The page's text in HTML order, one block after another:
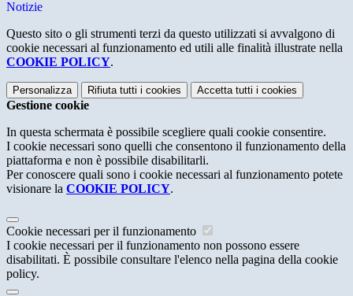
Notizie
Questo sito o gli strumenti terzi da questo utilizzati si avvalgono di
cookie necessari al funzionamento ed utili alle finalità illustrate nella
COOKIE POLICY.
Personalizza Rifiuta tutti i cookies Accetta tutti i cookies
Gestione cookie
In questa schermata è possibile scegliere quali cookie consentire.
I cookie necessari sono quelli che consentono il funzionamento della
piattaforma e non è possibile disabilitarli.
Per conoscere quali sono i cookie necessari al funzionamento potete
visionare la COOKIE POLICY.
Cookie necessari per il funzionamento
I cookie necessari per il funzionamento non possono essere
disabilitati. È possibile consultare l'elenco nella pagina della cookie
policy.